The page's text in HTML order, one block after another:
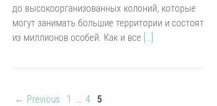
до высокоорганизованных колоний, которые
могут занимать большие территории и состоят
из миллионов особей. Как и все […]
← Previous 1 … 4 5